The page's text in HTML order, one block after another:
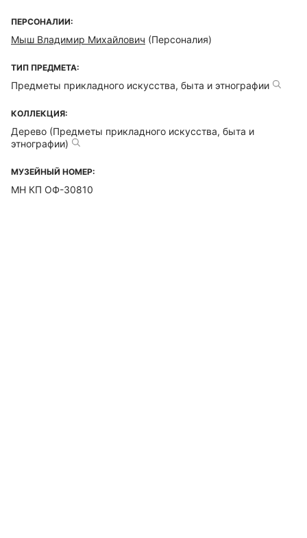
ПЕРСОНАЛИИ:
Мыш Владимир Михайлович (Персоналия)
ТИП ПРЕДМЕТА:
Предметы прикладного искусства, быта и этнографии
КОЛЛЕКЦИЯ:
Дерево (Предметы прикладного искусства, быта и
этнографии)
МУЗЕЙНЫЙ НОМЕР:
МН КП ОФ-30810